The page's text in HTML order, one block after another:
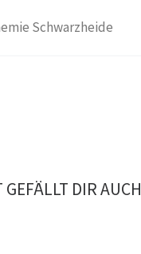
Schwarzheide
DIR AUCH